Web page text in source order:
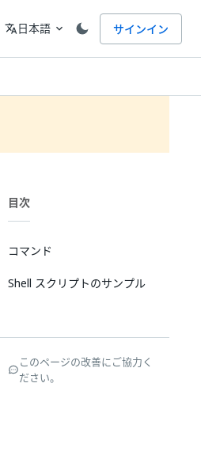
言語
translate日本語 expand_more サインイン
目次
コマンド
Shell スクリプトのサンプル
このページの改善にご協力く
ださい。